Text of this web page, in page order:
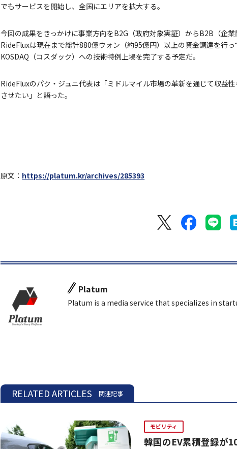
でもサービスを開始し、全国にエリアを拡大する。
今回の成果をきっかけに事業方向をB2G（政府対象実証）からB2B（企
RideFluxは現在まで総計880億ウォン（約95億円）以上の資金調達を行
KOSDAQ（コスダック）への技術特例上場を完了する予定だ。
RideFluxのパク・ジュニ代表は「ミドルマイル市場の革新を通じて収益
させたい」と語った。
原文： https://platum.kr/archives/285393
Platum
Platum is a media service that specializes in
RELATED ARTICLES 関連記事
モビリティ
韓国のEV累積登録が